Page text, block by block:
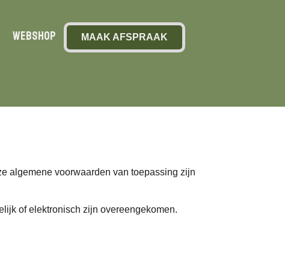
Webshop MAAK AFSPRAAK
algemene voorwaarden van toepassing zijn
of elektronisch zijn overeengekomen.